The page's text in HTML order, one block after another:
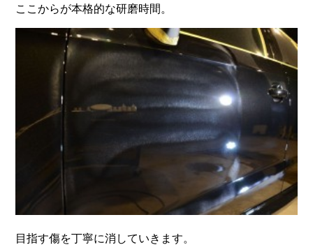
ここからが本格的な研磨時間。
目指す傷を丁寧に消していきます。